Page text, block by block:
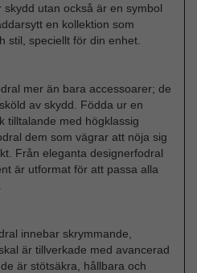
utan också är en symbol
en kollektion som
stil, speciellt för din enhet.
mer än bara accessoarer; de
av skydd. Födda ur en
tilltalande med högklassig
dem som vägrar att nöja sig
Från eleganta designerfodral
är utformat för att passa alla
innebar skrymmande,
är tillverkade med avancerad
är stötsäkra, hållbara och